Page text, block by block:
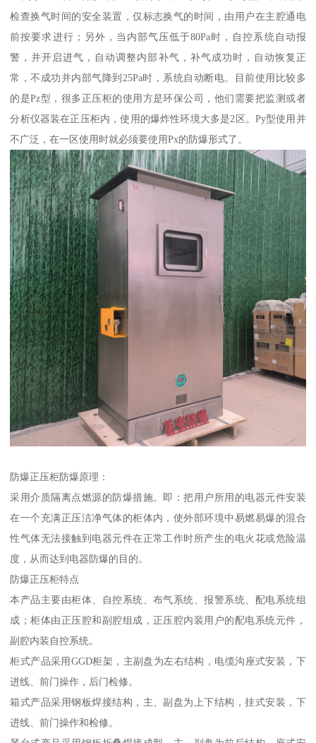
检查换气时间的安全装置，仅标志换气的时间，由用户在主腔通电
前按要求进行；另外，当内部气压低于80Pa时，自控系统自动报
警，并开启进气，自动调整内部补气，补气成功时，自动恢复正
常，不成功并内部气降到25Pa时，系统自动断电。目前使用比较多
的是Pz型，很多正压柜的使用方是环保公司，他们需要把监测或者
分析仪器装在正压柜内，使用的爆炸性环境大多是2区。Py型使用并
不广泛，在一区使用时就必须要使用Px的防爆形式了。
防爆正压柜防爆原理：
采用介质隔离点燃源的防爆措施。即：把用户所用的电器元件安装
在一个充满正压洁净气体的柜体内，使外部环境中易燃易爆的混合
性气体无法接触到电器元件在正常工作时所产生的电火花或危险温
度，从而达到电器防爆的目的。
防爆正压柜特点
本产品主要由柜体、自控系统、布气系统、报警系统、配电系统组
成；柜体由正压腔和副腔组成，正压腔内装用户的配电系统元件，
副腔内装自控系统。
柜式产品采用GGD柜架，主副盘为左右结构，电缆沟座式安装，下
进线、前门操作，后门检修。
箱式产品采用钢板焊接结构，主、副盘为上下结构，挂式安装，下
进线、前门操作和检修。